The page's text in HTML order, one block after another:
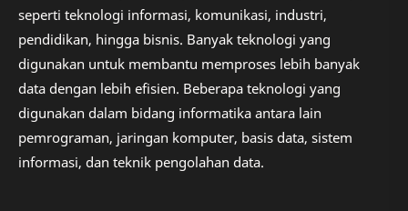
seperti teknologi informasi, komunikasi, industri,
pendidikan, hingga bisnis. Banyak teknologi yang
digunakan untuk membantu memproses lebih banyak
data dengan lebih efisien. Beberapa teknologi yang
digunakan dalam bidang informatika antara lain
pemrograman, jaringan komputer, basis data, sistem
informasi, dan teknik pengolahan data.